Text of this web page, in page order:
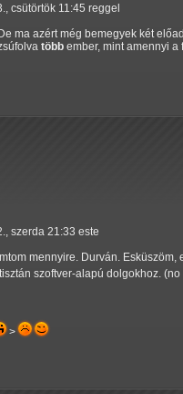
csütörtök 11:45 reggel
ma azért még bemegyek két
több ember, mint amennyi a
szerda 21:33 este
mennyire. Durván.
szoftver-alapú dolgokhoz.
>